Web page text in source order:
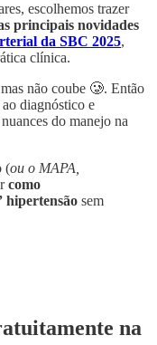
escolhemos trazer
principais novidades
da SBC 2025,
clínica.
não coube 🥲. Então
ao diagnóstico e
do manejo na
(ou o MAPA,
como
hipertensão sem
na